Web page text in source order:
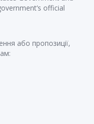
official
або пропозиції,